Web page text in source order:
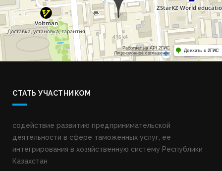
СТАТЬ УЧАСТНИКОМ
содействие развитию предпринимательской
деятельности в сфере таможенных услуг, ее
интегрирования в хозяйственную систему Республики
Казахстан